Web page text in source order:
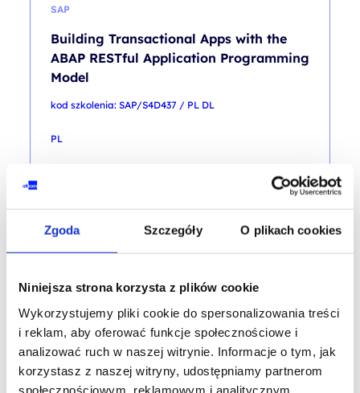
Zgoda Szczegóły O plikach cookies
Niniejsza strona korzysta z plików cookie
Wykorzystujemy pliki cookie do spersonalizowania treści
i reklam, aby oferować funkcje społecznościowe i
analizować ruch w naszej witrynie. Informacje o tym, jak
korzystasz z naszej witryny, udostępniamy partnerom
społecznościowym, reklamowym i analitycznym.
SAP
Building Transactional Apps with the
ABAP RESTful Application Programming
Model
kod szkolenia: SAP/S4D437 / PL DL
PL
SAP
Building Transactional Apps with the
ABAP RESTful Application Programming